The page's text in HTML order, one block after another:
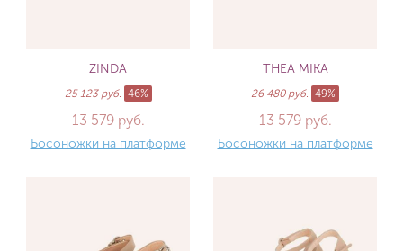
ZINDA
25 123 руб. 46%
13 579 руб.
Босоножки на платформе
THEA MIKA
26 480 руб. 49%
13 579 руб.
Босоножки на платформе